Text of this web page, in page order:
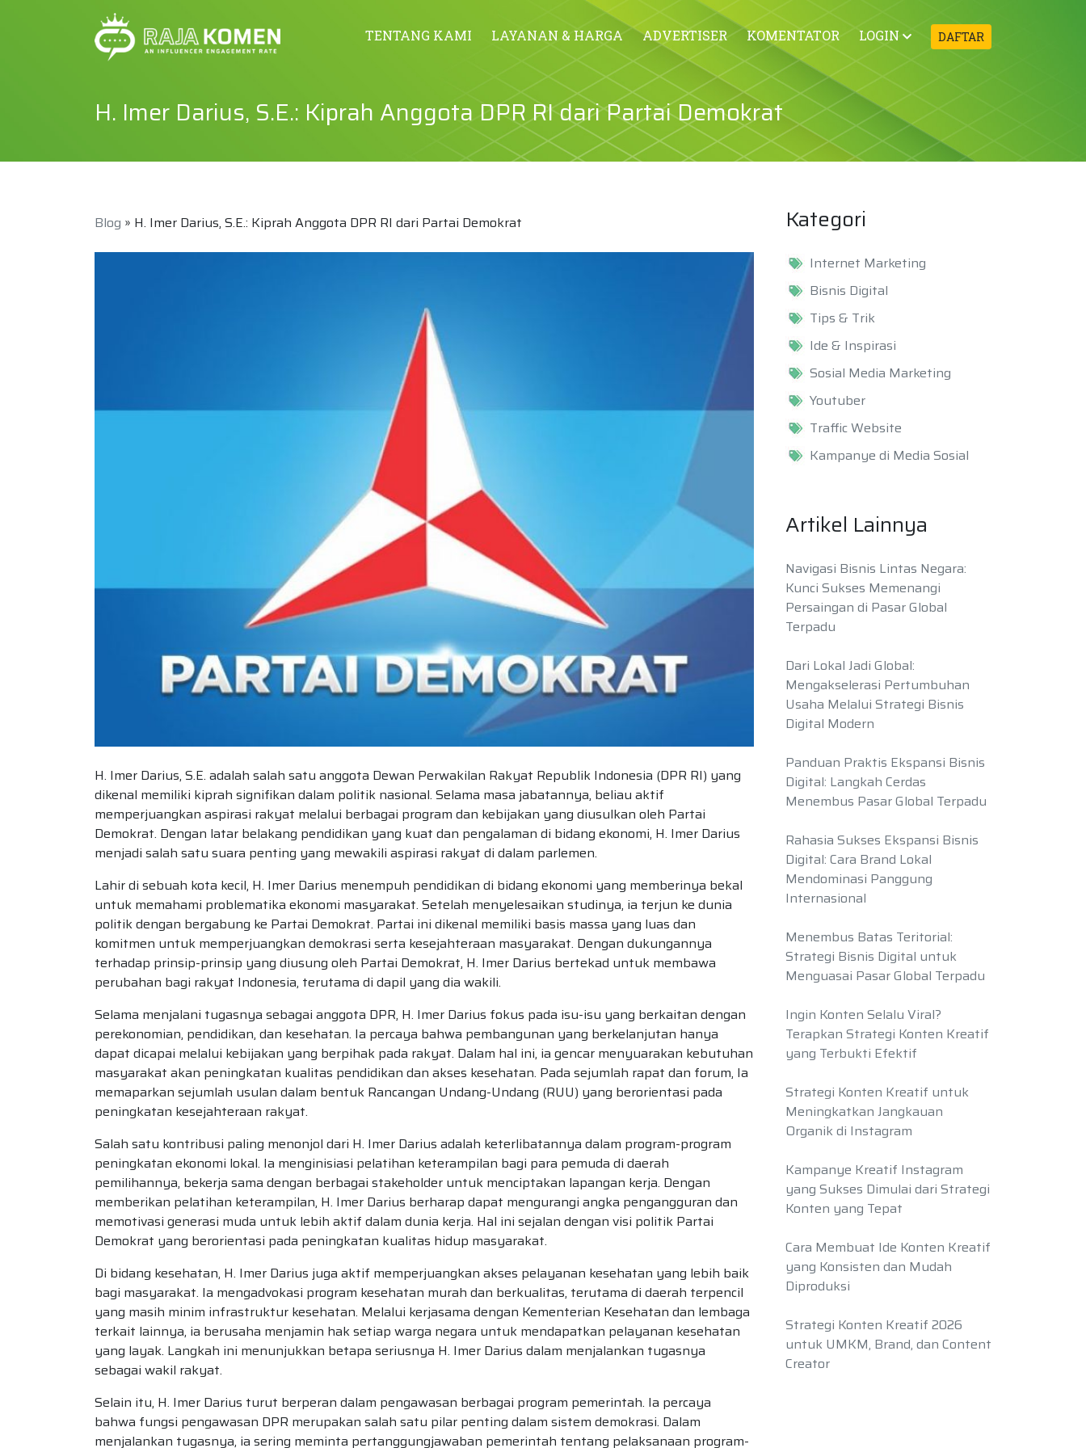
TENTANG KAMI LAYANAN & HARGA ADVERTISER KOMENTATOR LOGIN DAFTAR
H. Imer Darius, S.E.: Kiprah Anggota DPR RI dari Partai Demokrat
Blog » H. Imer Darius, S.E.: Kiprah Anggota DPR RI dari Partai Demokrat
H. Imer Darius, S.E. adalah salah satu anggota Dewan Perwakilan Rakyat Republik Indonesia (DPR RI) yang
dikenal memiliki kiprah signifikan dalam politik nasional. Selama masa jabatannya, beliau aktif
memperjuangkan aspirasi rakyat melalui berbagai program dan kebijakan yang diusulkan oleh Partai
Demokrat. Dengan latar belakang pendidikan yang kuat dan pengalaman di bidang ekonomi, H. Imer Darius
menjadi salah satu suara penting yang mewakili aspirasi rakyat di dalam parlemen.
Lahir di sebuah kota kecil, H. Imer Darius menempuh pendidikan di bidang ekonomi yang memberinya bekal
untuk memahami problematika ekonomi masyarakat. Setelah menyelesaikan studinya, ia terjun ke dunia
politik dengan bergabung ke Partai Demokrat. Partai ini dikenal memiliki basis massa yang luas dan
komitmen untuk memperjuangkan demokrasi serta kesejahteraan masyarakat. Dengan dukungannya
terhadap prinsip-prinsip yang diusung oleh Partai Demokrat, H. Imer Darius bertekad untuk membawa
perubahan bagi rakyat Indonesia, terutama di dapil yang dia wakili.
Selama menjalani tugasnya sebagai anggota DPR, H. Imer Darius fokus pada isu-isu yang berkaitan dengan
perekonomian, pendidikan, dan kesehatan. Ia percaya bahwa pembangunan yang berkelanjutan hanya
dapat dicapai melalui kebijakan yang berpihak pada rakyat. Dalam hal ini, ia gencar menyuarakan kebutuhan
masyarakat akan peningkatan kualitas pendidikan dan akses kesehatan. Pada sejumlah rapat dan forum, Ia
memaparkan sejumlah usulan dalam bentuk Rancangan Undang-Undang (RUU) yang berorientasi pada
peningkatan kesejahteraan rakyat.
Salah satu kontribusi paling menonjol dari H. Imer Darius adalah keterlibatannya dalam program-program
peningkatan ekonomi lokal. Ia menginisiasi pelatihan keterampilan bagi para pemuda di daerah
pemilihannya, bekerja sama dengan berbagai stakeholder untuk menciptakan lapangan kerja. Dengan
memberikan pelatihan keterampilan, H. Imer Darius berharap dapat mengurangi angka pengangguran dan
memotivasi generasi muda untuk lebih aktif dalam dunia kerja. Hal ini sejalan dengan visi politik Partai
Demokrat yang berorientasi pada peningkatan kualitas hidup masyarakat.
Di bidang kesehatan, H. Imer Darius juga aktif memperjuangkan akses pelayanan kesehatan yang lebih baik
bagi masyarakat. Ia mengadvokasi program kesehatan murah dan berkualitas, terutama di daerah terpencil
yang masih minim infrastruktur kesehatan. Melalui kerjasama dengan Kementerian Kesehatan dan lembaga
terkait lainnya, ia berusaha menjamin hak setiap warga negara untuk mendapatkan pelayanan kesehatan
yang layak. Langkah ini menunjukkan betapa seriusnya H. Imer Darius dalam menjalankan tugasnya
sebagai wakil rakyat.
Selain itu, H. Imer Darius turut berperan dalam pengawasan berbagai program pemerintah. Ia percaya
bahwa fungsi pengawasan DPR merupakan salah satu pilar penting dalam sistem demokrasi. Dalam
menjalankan tugasnya, ia sering meminta pertanggungjawaban pemerintah tentang pelaksanaan program-
Kategori
Internet Marketing
Bisnis Digital
Tips & Trik
Ide & Inspirasi
Sosial Media Marketing
Youtuber
Traffic Website
Kampanye di Media Sosial
Artikel Lainnya
Navigasi Bisnis Lintas Negara:
Kunci Sukses Memenangi
Persaingan di Pasar Global
Terpadu
Dari Lokal Jadi Global:
Mengakselerasi Pertumbuhan
Usaha Melalui Strategi Bisnis
Digital Modern
Panduan Praktis Ekspansi Bisnis
Digital: Langkah Cerdas
Menembus Pasar Global Terpadu
Rahasia Sukses Ekspansi Bisnis
Digital: Cara Brand Lokal
Mendominasi Panggung
Internasional
Menembus Batas Teritorial:
Strategi Bisnis Digital untuk
Menguasai Pasar Global Terpadu
Ingin Konten Selalu Viral?
Terapkan Strategi Konten Kreatif
yang Terbukti Efektif
Strategi Konten Kreatif untuk
Meningkatkan Jangkauan
Organik di Instagram
Kampanye Kreatif Instagram
yang Sukses Dimulai dari Strategi
Konten yang Tepat
Cara Membuat Ide Konten Kreatif
yang Konsisten dan Mudah
Diproduksi
Strategi Konten Kreatif 2026
untuk UMKM, Brand, dan Content
Creator